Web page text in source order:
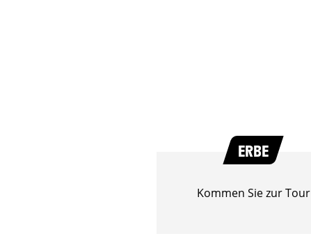
ERBE
Kommen Sie zur Tour